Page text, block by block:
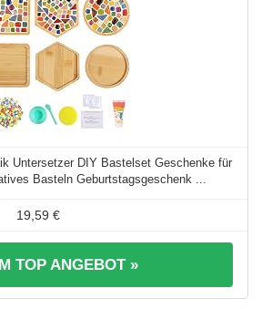
Untersetzer DIY Bastelset Geschenke für
Basteln Geburtstagsgeschenk ...
19,59 €
TOP ANGEBOT »